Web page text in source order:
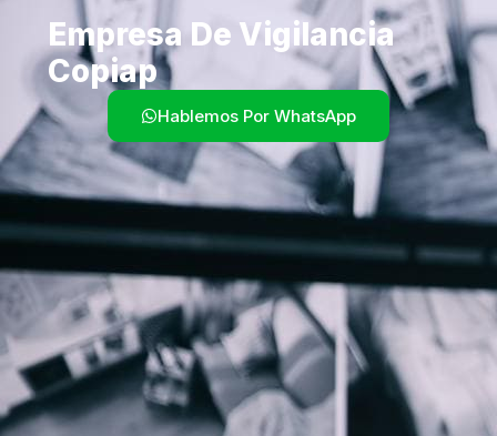
Empresa De Vigilancia
Copiap
Hablemos Por WhatsApp